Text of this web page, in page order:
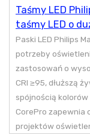
Taśmy LED
taśmy LED o
Paski LED Philips
potrzeby
zastosowań o
CRI ≥95, dłuższą
spójnością kolorów
CorePro zapewnia
projektów